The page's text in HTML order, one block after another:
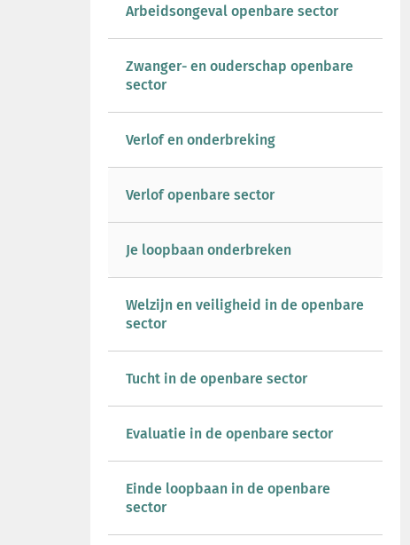
Arbeidsongeval openbare sector
Zwanger- en ouderschap openbare
sector
Verlof en onderbreking
Verlof openbare sector
Je loopbaan onderbreken
Welzijn en veiligheid in de openbare
sector
Tucht in de openbare sector
Evaluatie in de openbare sector
Einde loopbaan in de openbare
sector